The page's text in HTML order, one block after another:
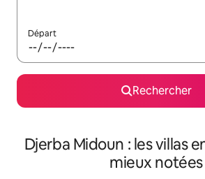
Départ
Rechercher
Djerba Midoun : les villas
mieux notées